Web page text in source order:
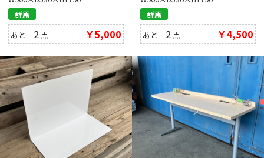
群馬
あと 2 点 ￥5,000
群馬
あと 2 点 ￥4,500